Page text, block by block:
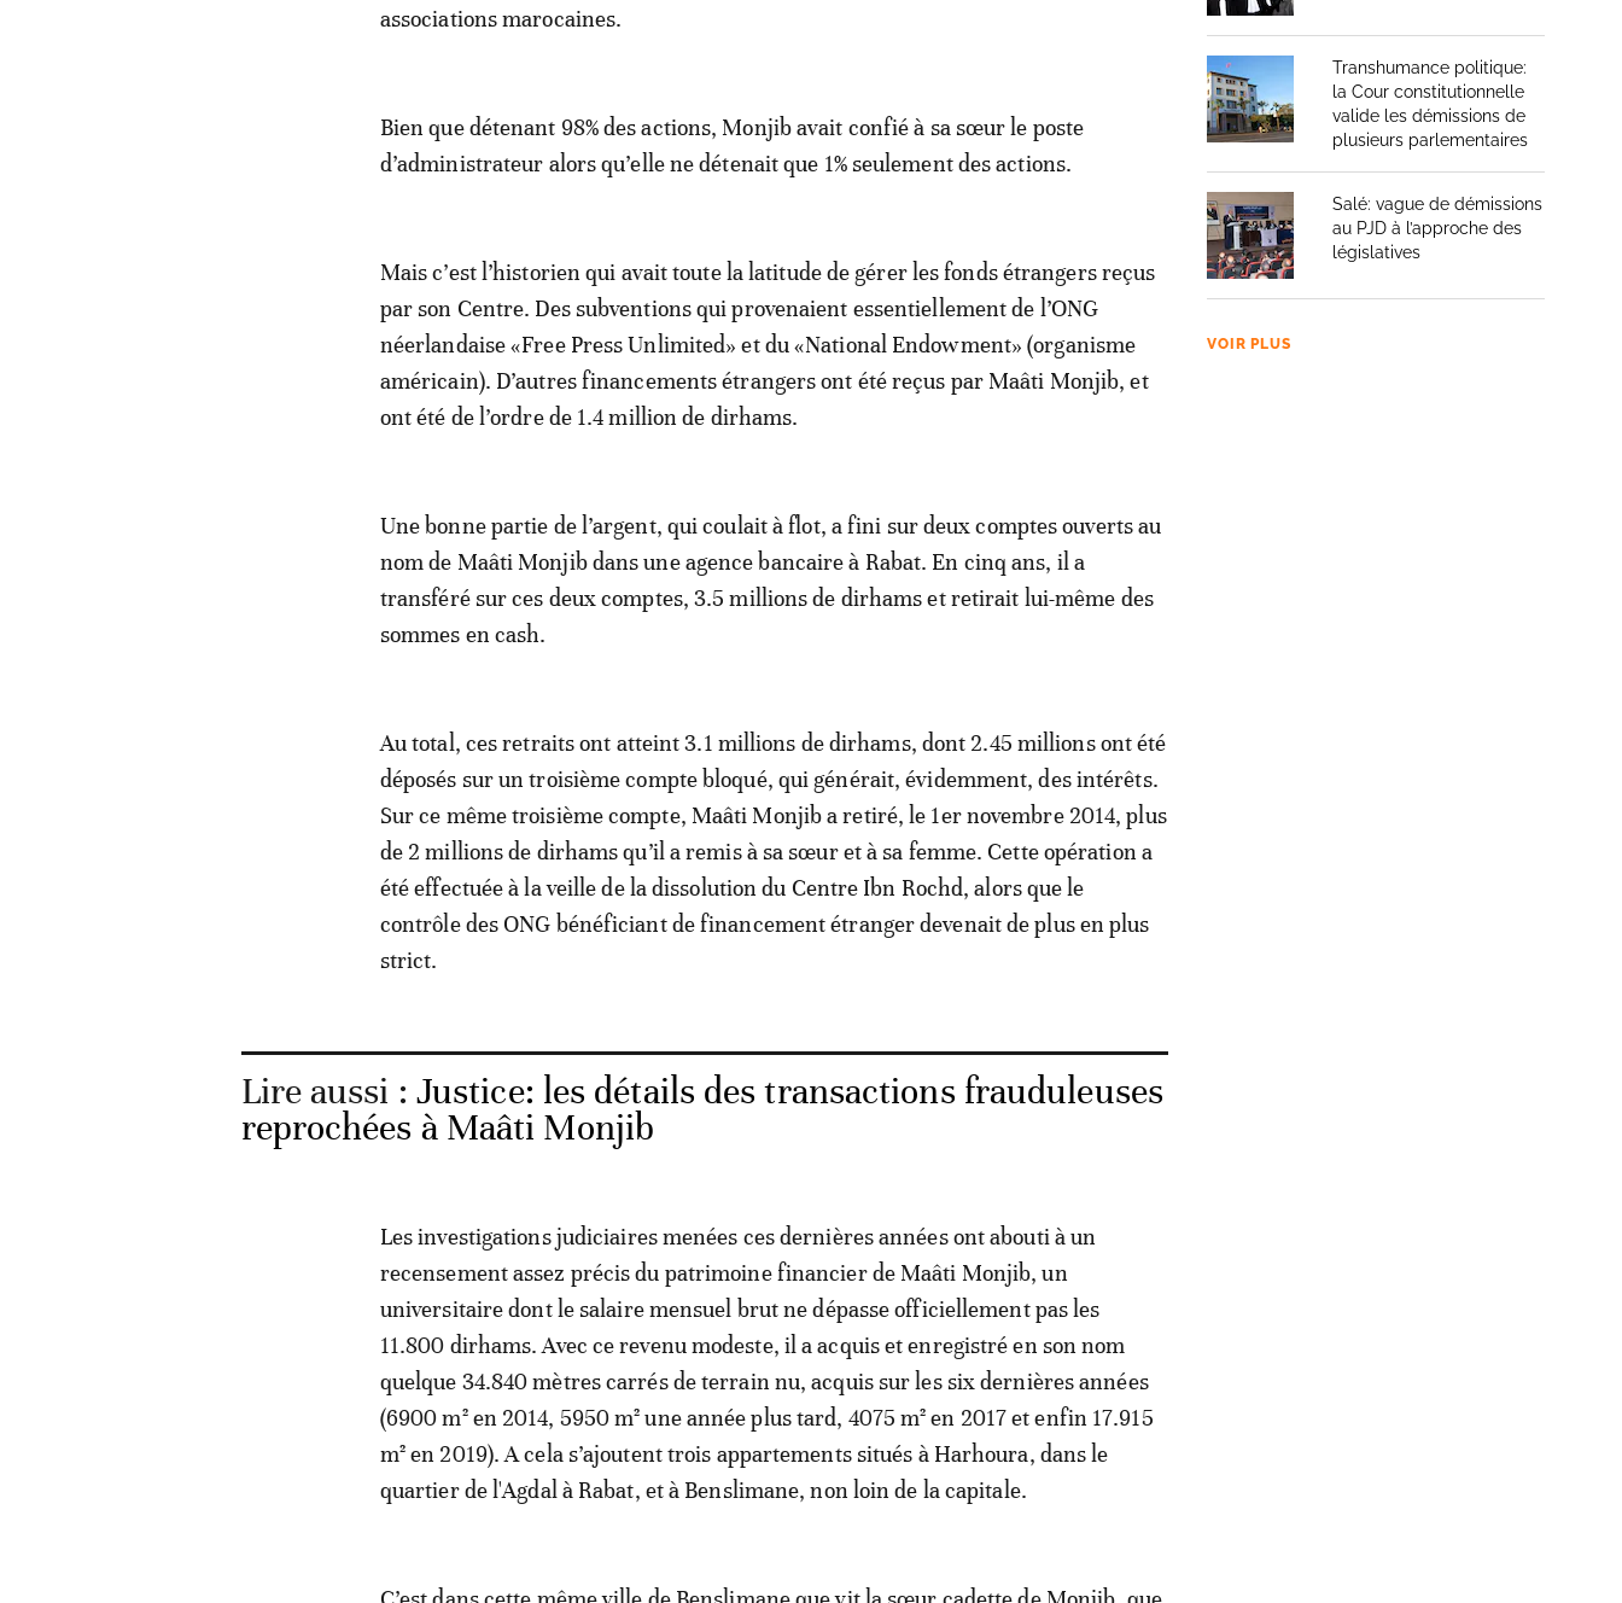
associations marocaines.
Bien que détenant 98% des actions, Monjib avait confié à sa sœur le poste
d’administrateur alors qu’elle ne détenait que 1% seulement des actions.
Mais c’est l’historien qui avait toute la latitude de gérer les fonds étrangers reçus
par son Centre. Des subventions qui provenaient essentiellement de l’ONG
néerlandaise «Free Press Unlimited» et du «National Endowment» (organisme
américain). D’autres financements étrangers ont été reçus par Maâti Monjib, et
ont été de l’ordre de 1.4 million de dirhams.
Une bonne partie de l’argent, qui coulait à flot, a fini sur deux comptes ouverts au
nom de Maâti Monjib dans une agence bancaire à Rabat. En cinq ans, il a
transféré sur ces deux comptes, 3.5 millions de dirhams et retirait lui-même des
sommes en cash.
Au total, ces retraits ont atteint 3.1 millions de dirhams, dont 2.45 millions ont été
déposés sur un troisième compte bloqué, qui générait, évidemment, des intérêts.
Sur ce même troisième compte, Maâti Monjib a retiré, le 1er novembre 2014, plus
de 2 millions de dirhams qu’il a remis à sa sœur et à sa femme. Cette opération a
été effectuée à la veille de la dissolution du Centre Ibn Rochd, alors que le
contrôle des ONG bénéficiant de financement étranger devenait de plus en plus
strict.
Lire aussi : Justice: les détails des transactions frauduleuses
reprochées à Maâti Monjib
Les investigations judiciaires menées ces dernières années ont abouti à un
recensement assez précis du patrimoine financier de Maâti Monjib, un
universitaire dont le salaire mensuel brut ne dépasse officiellement pas les
11.800 dirhams. Avec ce revenu modeste, il a acquis et enregistré en son nom
quelque 34.840 mètres carrés de terrain nu, acquis sur les six dernières années
(6900 m² en 2014, 5950 m² une année plus tard, 4075 m² en 2017 et enfin 17.915
m² en 2019). A cela s’ajoutent trois appartements situés à Harhoura, dans le
quartier de l'Agdal à Rabat, et à Benslimane, non loin de la capitale.
Transhumance politique:
la Cour constitutionnelle
valide les démissions de
plusieurs parlementaires
Salé: vague de démissions
au PJD à l’approche des
législatives
VOIR PLUS